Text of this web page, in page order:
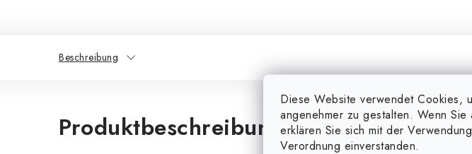
Diese Website verwendet Cookies,
angenehmer zu gestalten. Wenn
erklären Sie sich mit der
Verordnung einverstanden.
Beschreibung
Produktbeschreibung